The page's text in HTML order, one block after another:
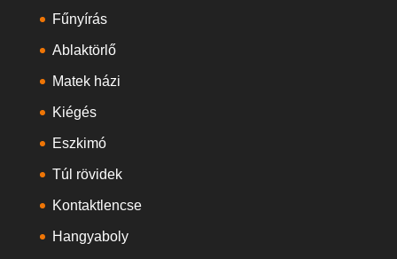
Fűnyírás
Ablaktörlő
Matek házi
Kiégés
Eszkimó
Túl rövidek
Kontaktlencse
Hangyaboly